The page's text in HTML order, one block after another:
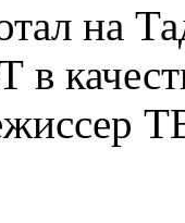
на
в